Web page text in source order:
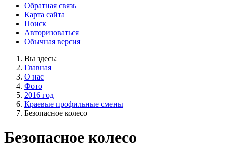
Обратная связь
Карта сайта
Поиск
Авторизоваться
Обычная версия
Вы здесь:
Главная
О нас
Фото
2016 год
Краевые профильные смены
Безопасное колесо
Безопасное колесо